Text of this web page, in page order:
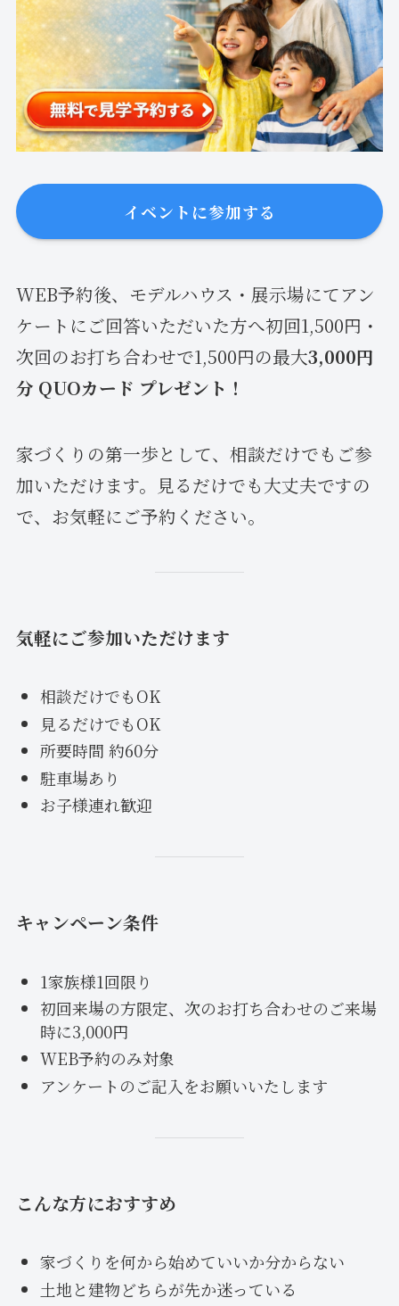
イベントに参加する
WEB予約後、モデルハウス・展示場にてアン
ケートにご回答いただいた方へ初回1,500円・
次回のお打ち合わせで1,500円の最大3,000円
分 QUOカード プレゼント！
家づくりの第一歩として、相談だけでもご参
加いただけます。見るだけでも大丈夫ですの
で、お気軽にご予約ください。
気軽にご参加いただけます
相談だけでもOK
見るだけでもOK
所要時間 約60分
駐車場あり
お子様連れ歓迎
キャンペーン条件
1家族様1回限り
初回来場の方限定、次のお打ち合わせのご来場
時に3,000円
WEB予約のみ対象
アンケートのご記入をお願いいたします
こんな方におすすめ
家づくりを何から始めていいか分からない
土地と建物どちらが先か迷っている